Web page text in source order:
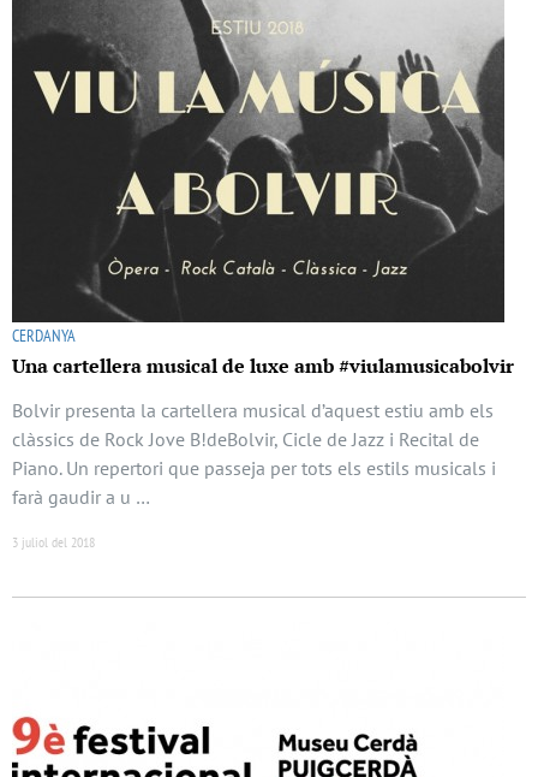
CERDANYA
Una cartellera musical de luxe amb #viulamusicabolvir
Bolvir presenta la cartellera musical d’aquest estiu amb els
clàssics de Rock Jove B!deBolvir, Cicle de Jazz i Recital de
Piano. Un repertori que passeja per tots els estils musicals i
farà gaudir a u …
3 juliol del 2018